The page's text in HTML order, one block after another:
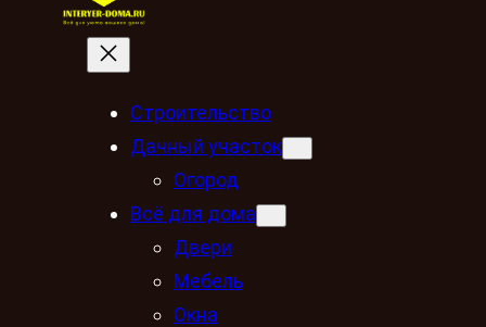
Строительство
Дачный участок
Огород
Всё для дома
Двери
Мебель
Окна